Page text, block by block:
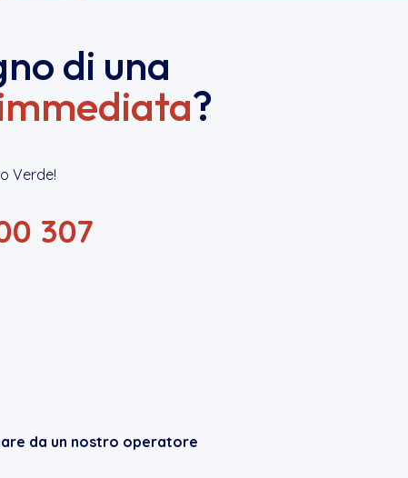
di una
?
Verde!
307
da un nostro operatore